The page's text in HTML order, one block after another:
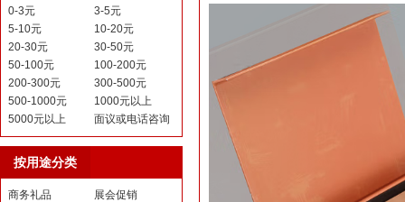
0-3元
3-5元
5-10元
10-20元
20-30元
30-50元
50-100元
100-200元
200-300元
300-500元
500-1000元
1000元以上
5000元以上
面议或电话咨询
按用途分类
商务礼品
展会促销